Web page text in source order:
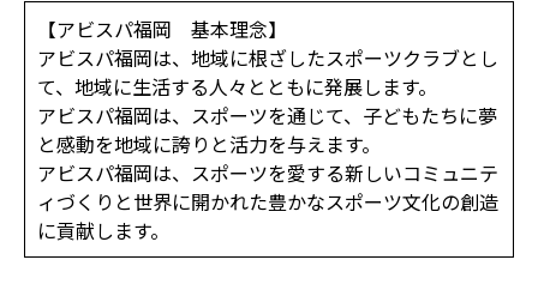
【アビスパ福岡 基本理念】
アビスパ福岡は、地域に根ざしたスポーツクラブとし
て、地域に生活する人々とともに発展します。
アビスパ福岡は、スポーツを通じて、子どもたちに夢
と感動を地域に誇りと活力を与えます。
アビスパ福岡は、スポーツを愛する新しいコミュニテ
ィづくりと世界に開かれた豊かなスポーツ文化の創造
に貢献します。